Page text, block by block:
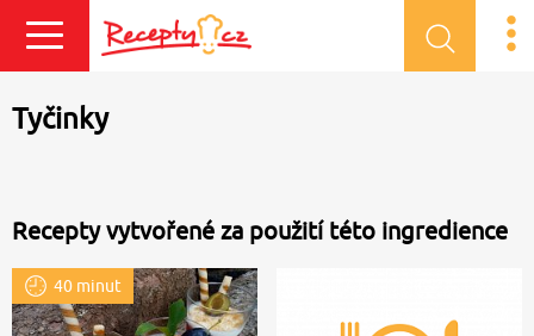
Přihlásit se
Tyčinky
Recepty vytvořené za použití této ingredience
40 minut